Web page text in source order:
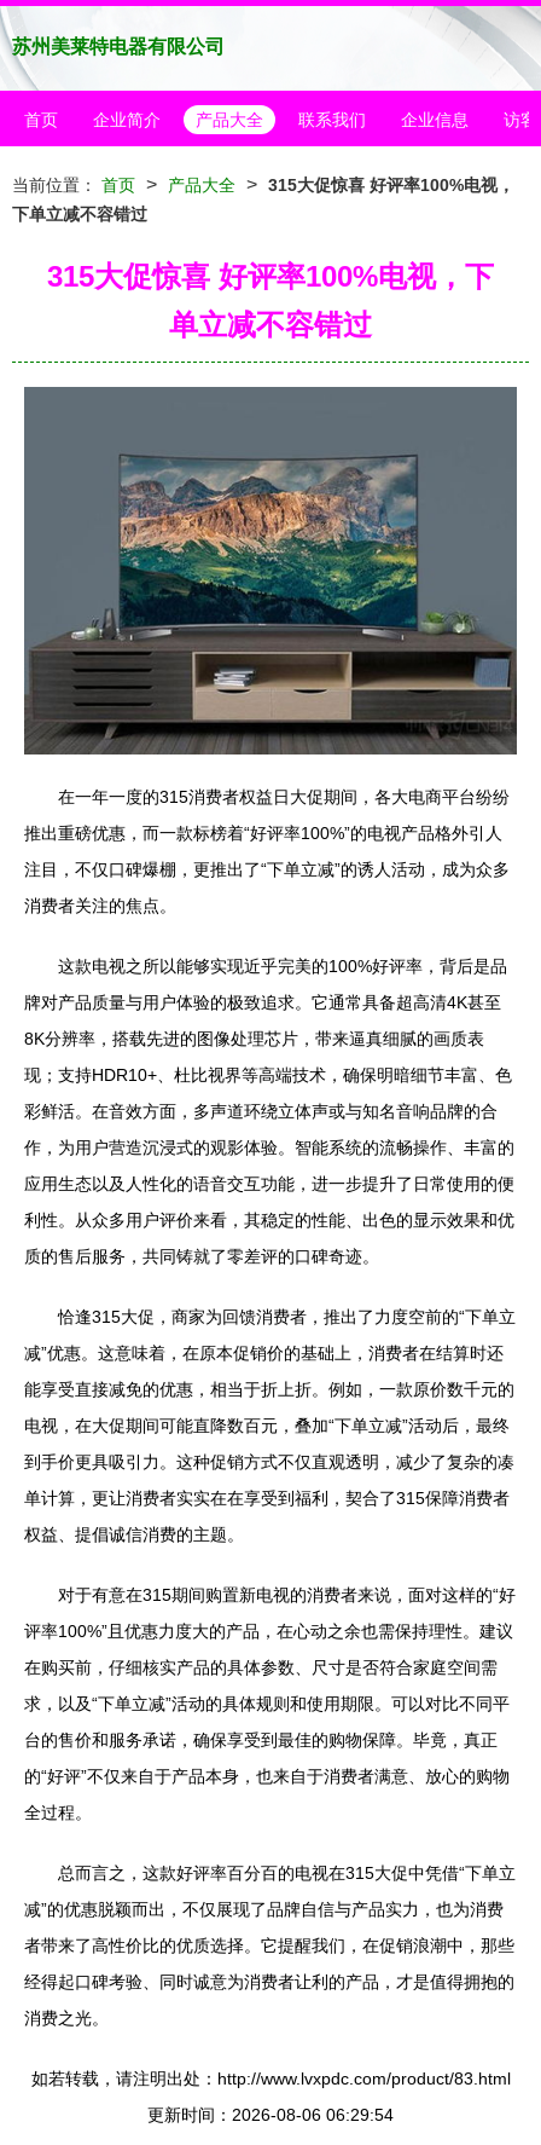
苏州美莱特电器有限公司
首页 企业简介 产品大全 联系我们 企业信息 访客
当前位置： 首页 > 产品大全 > 315大促惊喜 好评率100%电视，
下单立减不容错过
315大促惊喜 好评率100%电视，下
单立减不容错过
在一年一度的315消费者权益日大促期间，各大电商平台纷纷
推出重磅优惠，而一款标榜着“好评率100%”的电视产品格外引人
注目，不仅口碑爆棚，更推出了“下单立减”的诱人活动，成为众多
消费者关注的焦点。
这款电视之所以能够实现近乎完美的100%好评率，背后是品
牌对产品质量与用户体验的极致追求。它通常具备超高清4K甚至
8K分辨率，搭载先进的图像处理芯片，带来逼真细腻的画质表
现；支持HDR10+、杜比视界等高端技术，确保明暗细节丰富、色
彩鲜活。在音效方面，多声道环绕立体声或与知名音响品牌的合
作，为用户营造沉浸式的观影体验。智能系统的流畅操作、丰富的
应用生态以及人性化的语音交互功能，进一步提升了日常使用的便
利性。从众多用户评价来看，其稳定的性能、出色的显示效果和优
质的售后服务，共同铸就了零差评的口碑奇迹。
恰逢315大促，商家为回馈消费者，推出了力度空前的“下单立
减”优惠。这意味着，在原本促销价的基础上，消费者在结算时还
能享受直接减免的优惠，相当于折上折。例如，一款原价数千元的
电视，在大促期间可能直降数百元，叠加“下单立减”活动后，最终
到手价更具吸引力。这种促销方式不仅直观透明，减少了复杂的凑
单计算，更让消费者实实在在享受到福利，契合了315保障消费者
权益、提倡诚信消费的主题。
对于有意在315期间购置新电视的消费者来说，面对这样的“好
评率100%”且优惠力度大的产品，在心动之余也需保持理性。建议
在购买前，仔细核实产品的具体参数、尺寸是否符合家庭空间需
求，以及“下单立减”活动的具体规则和使用期限。可以对比不同平
台的售价和服务承诺，确保享受到最佳的购物保障。毕竟，真正
的“好评”不仅来自于产品本身，也来自于消费者满意、放心的购物
全过程。
总而言之，这款好评率百分百的电视在315大促中凭借“下单立
减”的优惠脱颖而出，不仅展现了品牌自信与产品实力，也为消费
者带来了高性价比的优质选择。它提醒我们，在促销浪潮中，那些
经得起口碑考验、同时诚意为消费者让利的产品，才是值得拥抱的
消费之光。
如若转载，请注明出处：http://www.lvxpdc.com/product/83.html
更新时间：2026-08-06 06:29:54